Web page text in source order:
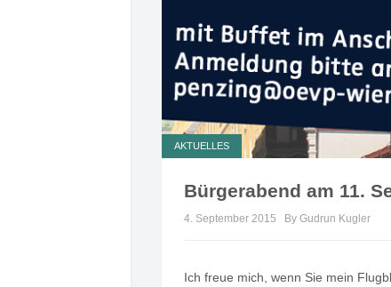
AKTUELLES
Bürgerabend am 11.
4. September 2015 By Gudrun Kugler
Ich freue mich, wenn Sie mein